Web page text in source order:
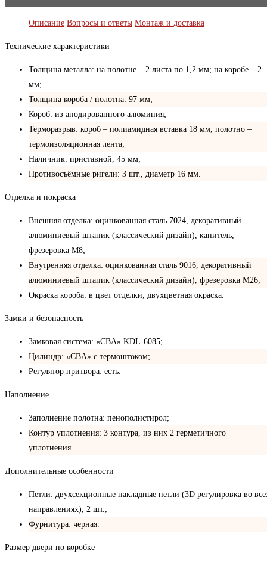
Описание Вопросы и ответы Монтаж и доставка
Технические характеристики
Толщина металла: на полотне – 2 листа по 1,2 мм; на коробе – 2
мм;
Толщина короба / полотна: 97 мм;
Короб: из анодированного алюминия;
Терморазрыв: короб – полиамидная вставка 18 мм, полотно –
термоизоляционная лента;
Наличник: приставной, 45 мм;
Противосъёмные ригели: 3 шт., диаметр 16 мм.
Отделка и покраска
Внешняя отделка: оцинкованная сталь 7024, декоративный
алюминиевый штапик (классический дизайн), капитель,
фрезеровка М8;
Внутренняя отделка: оцинкованная сталь 9016, декоративный
алюминиевый штапик (классический дизайн), фрезеровка М26;
Окраска короба: в цвет отделки, двухцветная окраска.
Замки и безопасность
Замковая система: «CBA» KDL-6085;
Цилиндр: «CBA» с термоштоком;
Регулятор притвора: есть.
Наполнение
Заполнение полотна: пенополистирол;
Контур уплотнения: 3 контура, из них 2 герметичного
уплотнения.
Дополнительные особенности
Петли: двухсекционные накладные петли (3D регулировка во
направлениях), 2 шт.;
Фурнитура: черная.
Размер двери по коробке